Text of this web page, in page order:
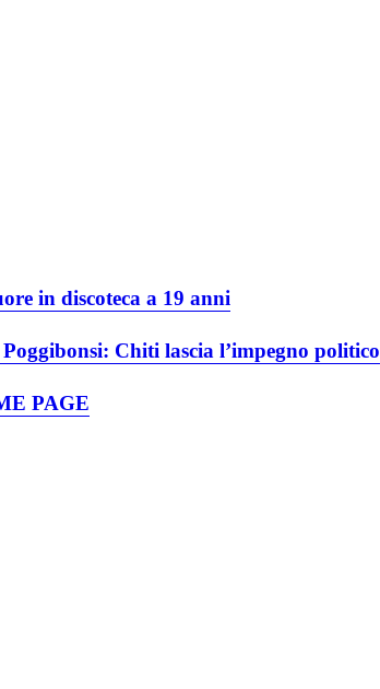
in discoteca a 19 anni
Chiti lascia l’impegno politico
PAGE